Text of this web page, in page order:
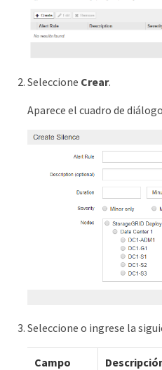
Seleccione Crear.
Aparece el cuadro de
Seleccione o ingrese la
Campo